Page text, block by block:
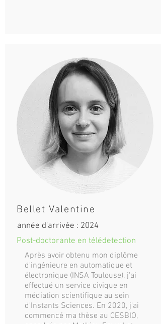
Bellet Valentine
année d'arrivée : 2024
Post-doctorante en télédetection
Après avoir obtenu mon diplôme
d'ingénieure en automatique et
électronique (INSA Toulouse), j'ai
effectué un service civique en
médiation scientifique au sein
d'Instants Sciences. En 2020, j'ai
commencé ma thèse au CESBIO,